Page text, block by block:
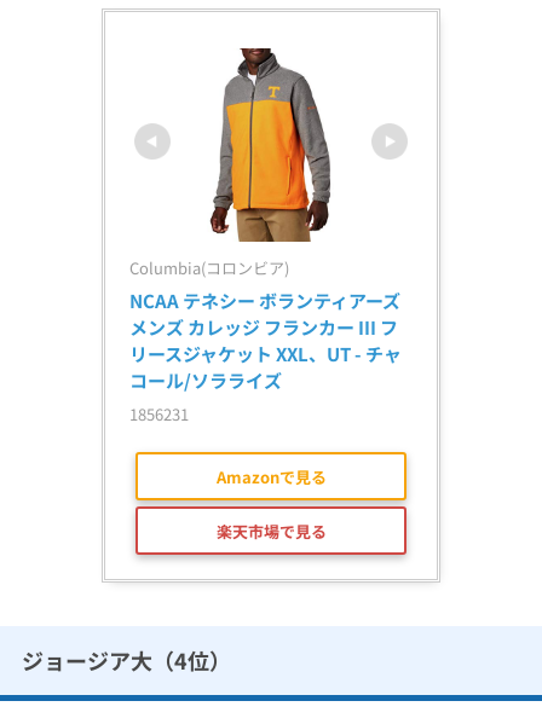
Columbia(コロンビア)
NCAA テネシー ボランティアーズ
メンズ カレッジ フランカー III フ
リースジャケット XXL、UT - チャ
コール/ソラライズ
1856231
Amazonで見る
楽天市場で見る
ジョージア大（4位）